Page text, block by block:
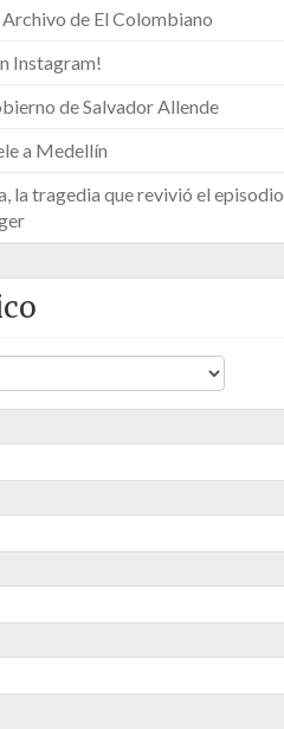
de El Colombiano
Instagram!
de Salvador Allende
a Medellín
la tragedia que revivió el episodio